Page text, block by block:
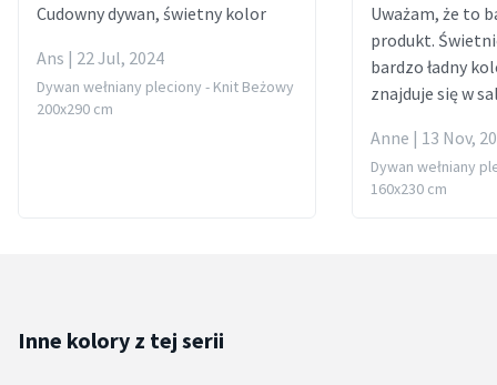
Cudowny dywan, świetny kolor
Ans | 22 Jul, 2024
Dywan wełniany pleciony - Knit Beżowy
200x290 cm
Uważam, że to
produkt.
bardzo ładny
znajduje się w
Anne | 13 Nov,
Dywan wełniany
160x230 cm
Inne kolory z tej serii